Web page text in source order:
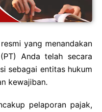
yang menandakan
Anda telah secara
sebagai entitas hukum
kewajiban.
pelaporan pajak,